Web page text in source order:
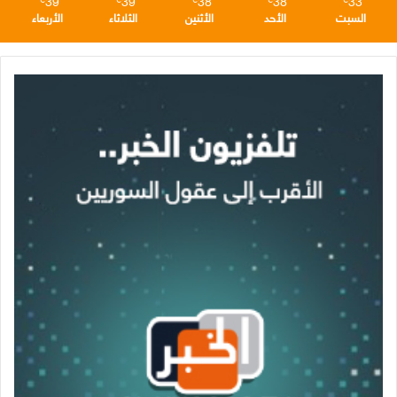
السبت الأحد الأثنين الثلاثاء الأربعاء